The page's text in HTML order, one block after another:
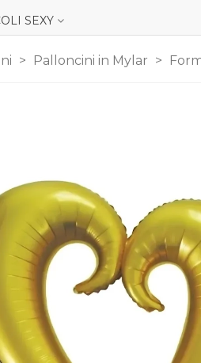
SEXY
> Palloncini in Mylar >